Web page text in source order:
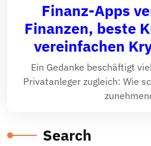
Finanz-Apps
Finanzen, beste
vereinfachen
Ein Gedanke beschäftigt
Privatanleger zugleich: Wie
Search